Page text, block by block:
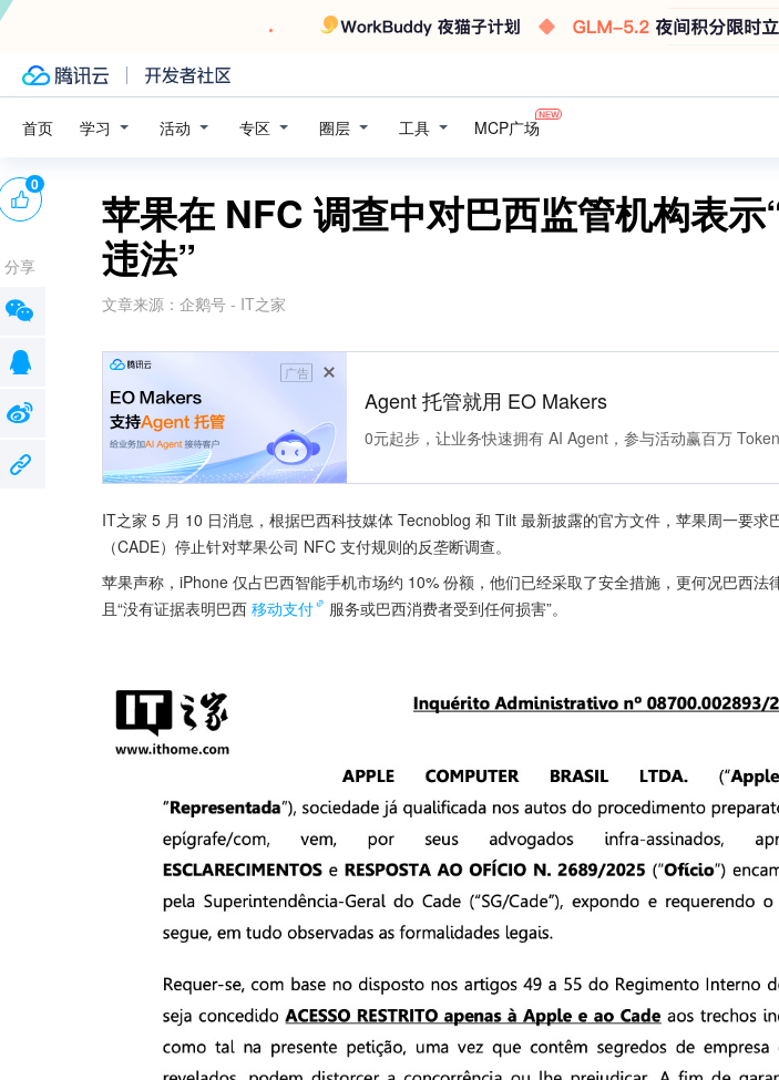
首页 学习 活动 专区 圈层 工具 MCP广场
苹果在 NFC 调查中对巴西监管机构表示
违法”
文章来源： 企鹅号 - IT之家
广告
Agent 托管就用 EO Makers
0元起步，让业务快速拥有 AI Agent，参与活动赢百万 Token
IT之家 5 月 10 日消息，根据巴西科技媒体 Tecnoblog 和 Tilt 最新披露的官方文件，苹果周一要求
（CADE）停止针对苹果公司 NFC 支付规则的反垄断调查。
苹果声称，iPhone 仅占巴西智能手机市场约 10% 份额，他们已经采取了安全措施，更何况巴西法
且“没有证据表明巴西 移动支付 服务或巴西消费者受到任何损害”。
0
分享